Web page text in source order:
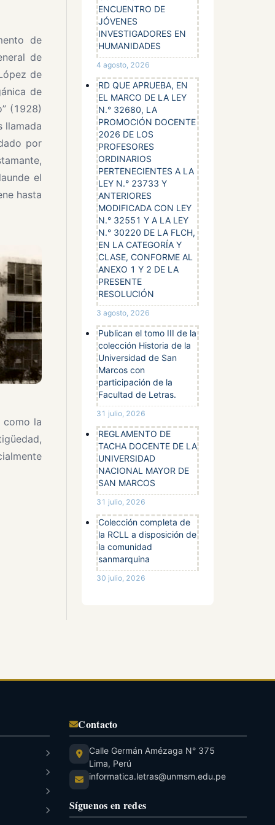
de
de
de
de
(1928)
llamada
por
el
hasta
como la
ENCUENTRO DE
JÓVENES
INVESTIGADORES EN
HUMANIDADES
4 agosto, 2026
RD QUE APRUEBA, EN
EL MARCO DE LA LEY
N.° 32680, LA
PROMOCIÓN DOCENTE
2026 DE LOS
PROFESORES
ORDINARIOS
PERTENECIENTES A LA
LEY N.° 23733 Y
ANTERIORES
MODIFICADA CON LEY
N.° 32551 Y A LA LEY
N.° 30220 DE LA FLCH,
EN LA CATEGORÍA Y
CLASE, CONFORME AL
ANEXO 1 Y 2 DE LA
PRESENTE
RESOLUCIÓN
3 agosto, 2026
Publican el tomo III de la
colección Historia de la
Universidad de San
Marcos con
participación de la
Facultad de Letras.
31 julio, 2026
REGLAMENTO DE
TACHA DOCENTE DE LA
UNIVERSIDAD
NACIONAL MAYOR DE
SAN MARCOS
31 julio, 2026
Colección completa de
la RCLL a disposición de
la comunidad
sanmarquina
30 julio, 2026
Contacto
Calle Germán Amézaga N° 375
Lima, Perú
informatica.letras@unmsm.edu.pe
Síguenos en redes